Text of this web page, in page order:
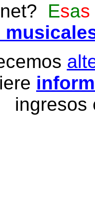
Esas
ingresos